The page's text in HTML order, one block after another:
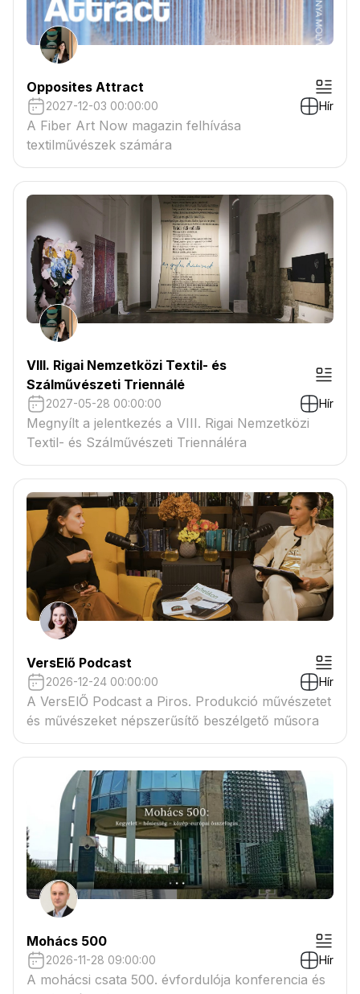
Opposites Attract
2027-12-03 00:00:00 Hír
A Fiber Art Now magazin felhívása
textilművészek számára
VIII. Rigai Nemzetközi Textil- és
Szálművészeti Triennálé
2027-05-28 00:00:00 Hír
Megnyílt a jelentkezés a VIII. Rigai Nemzetközi
Textil- és Szálművészeti Triennáléra
VersElő Podcast
2026-12-24 00:00:00 Hír
A VersElŐ Podcast a Piros. Produkció művészetet
és művészeket népszerűsítő beszélgető műsora
Mohács 500
2026-11-28 09:00:00 Hír
A mohácsi csata 500. évfordulója konferencia és